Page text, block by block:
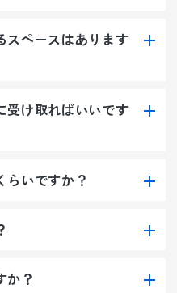
スペースはあります
受け取ればいいです
らいですか？
か？